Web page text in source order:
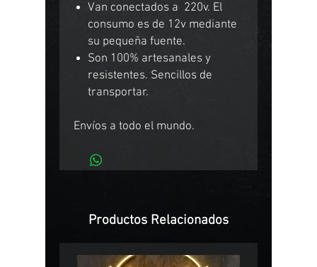
Van conectados a 220v. El
consumo es de 12v mediante
su pequeña fuente.
Son 100% artesanales y
resistentes. Sencillos de
transportar.
Envíos a todo el mundo.
Productos Relacionados